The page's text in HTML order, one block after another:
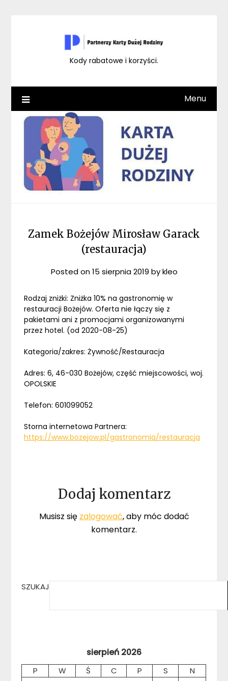
Kody rabatowe i korzyści.
Menu
Zamek Bożejów Mirosław Garack
(restauracja)
Posted on15 sierpnia 2019 bykleo
Rodzaj zniżki: Zniżka 10% na gastronomię w
restauracji Bożejów. Oferta nie łączy się z
pakietami ani z promocjami organizowanymi
przez hotel. (od 2020-08-25)
Kategoria/zakres: Żywność/Restauracja
Adres: 6, 46-030 Bożejów, część miejscowości, woj.
OPOLSKIE
Telefon: 601099052
Storna internetowa Partnera:
https://www.bozejow.pl/gastronomia/restauracja
Dodaj komentarz
Musisz się zalogować, aby móc dodać
komentarz.
SZUKAJ
sierpień 2026
P W Ś C P S
N